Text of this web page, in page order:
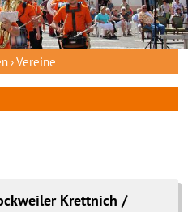
Vereine
Krettnich /